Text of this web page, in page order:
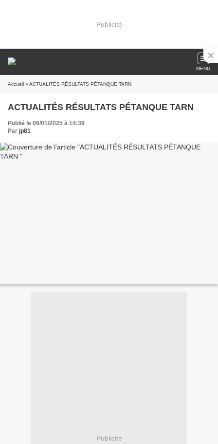
Publicité
MENU
Accueil » ACTUALITÉS RÉSULTATS PÉTANQUE TARN
ACTUALITÉS RÉSULTATS PÉTANQUE TARN
Publié le 06/01/2025 à 14:39
Par jp81
Publicité